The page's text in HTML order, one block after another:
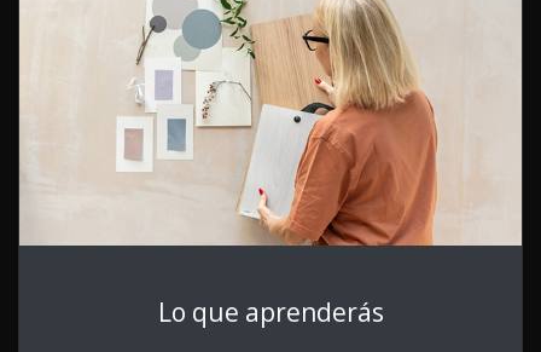
Lo que aprenderás